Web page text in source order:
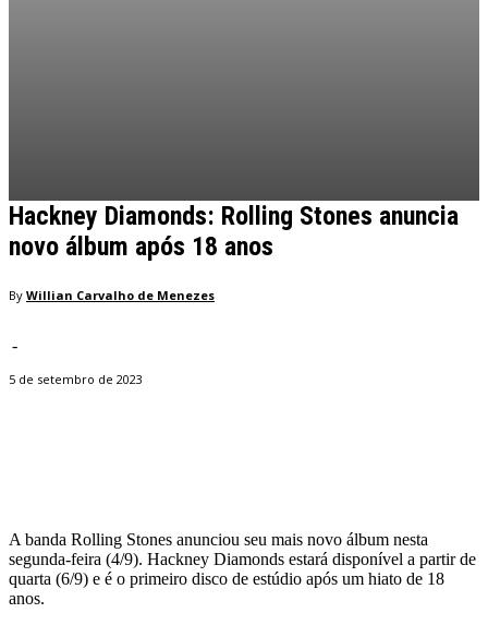
Hackney Diamonds: Rolling Stones anuncia
novo álbum após 18 anos
By Willian Carvalho de Menezes
-
5 de setembro de 2023
A banda Rolling Stones anunciou seu mais novo álbum nesta
segunda-feira (4/9). Hackney Diamonds estará disponível a partir de
quarta (6/9) e é o primeiro disco de estúdio após um hiato de 18
anos.